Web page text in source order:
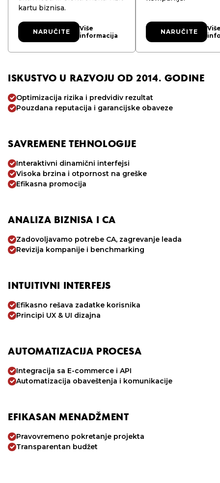
kartu biznisa.
NARUČITE
NARUČITE
Više
informacija
NARUČITE
NARUČITE
ISKUSTVO U RAZVOJU OD 2014. GODINE
Optimizacija rizika i predvidiv rezultat
Pouzdana reputacija i garancijske obaveze
SAVREMENE TEHNOLOGIJE
Interaktivni dinamični interfejsi
Visoka brzina i otpornost na greške
Efikasna promocija
ANALIZA BIZNISA I CA
Zadovoljavamo potrebe CA, zagrevanje leada
Revizija kompanije i benchmarking
INTUITIVNI INTERFEJS
Efikasno rešava zadatke korisnika
Principi UX & UI dizajna
AUTOMATIZACIJA PROCESA
Integracija sa E-commerce i API
Automatizacija obaveštenja i komunikacije
EFIKASAN MENADŽMENT
Pravovremeno pokretanje projekta
Transparentan budžet